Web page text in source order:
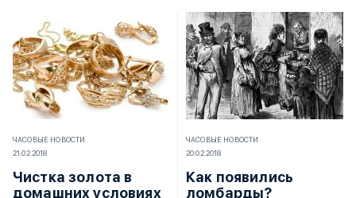
ЧАСОВЫЕ НОВОСТИ
21.02.2018
Чистка золота в
домашних условиях
ЧАСОВЫЕ НОВОСТИ
20.02.2018
Как появились
ломбарды?